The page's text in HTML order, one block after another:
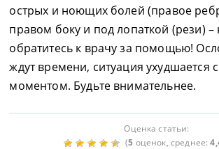
острых и ноющих болей (правое
правом боку и под лопаткой (рези)
обратитесь к врачу за помощью!
ждут времени, ситуация ухудшается
моментом. Будьте внимательнее.
Оценка статьи:
(5 оценок, среднее: